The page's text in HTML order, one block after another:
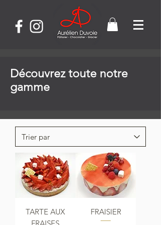
Découvrez toute notre
gamme
TARTE AUX
FRAISIER